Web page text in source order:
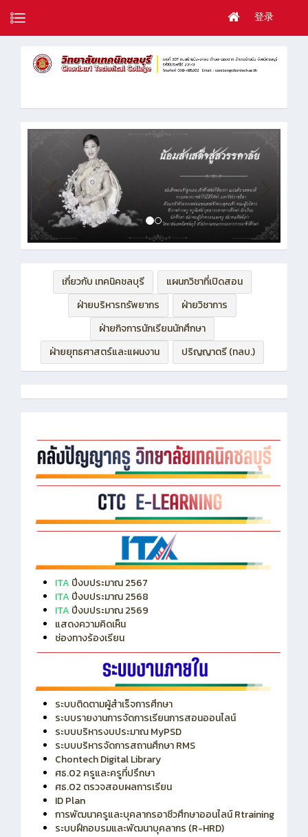
登录
เกี่ยวกับ เทคนิคชลบุรี
แผนกวิชาที่เปิดสอน
ฝ่ายบริหารทรัพยากร
ฝ่ายวิชาการ
ฝ่ายกิจการนักเรียนนักศึกษา
ฝ่ายยุทธศาสตร์และแผนงาน
ปริญญาตรี (ทลบ.)
ITA ปีงบประมาณ 2567
ITA ปีงบประมาณ 2568
ITA ปีงบประมาณ 2569
แสดงความคิดเห็น
ช่องทางร้องเรียน
ระบบติดตามผู้สำเร็จการศึกษา
ระบบรายงานการจัดการเรียนการสอนออนไลน์
ระบบบริหารงบประมาณ MyPSD
ระบบบริหารจัดการสถานศึกษา RMS
Chontech Digital Library
ศธ.02 ครูและครูที่ปรึกษา
ศธ.02 ตรวจสอบผลการเรียน
ID Plan
การพัฒนาครูและบุคลากรอาชีวศึกษาออนไลน์ Rtraining
ระบบฝึกอบรมและพัฒนาบุคลากร (R-HRD)